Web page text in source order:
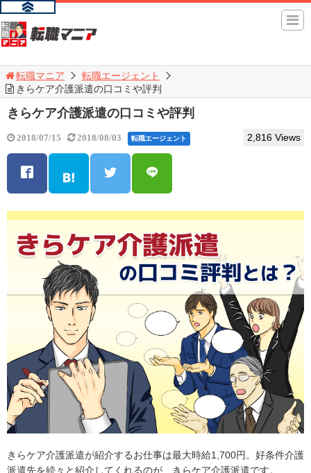
転職マニア
転職エージェント
きらケア介護派遣の口コミや評判
きらケア介護派遣の口コミや評判
2018/07/15 2018/08/03 転職エージェント 2,816 Views
きらケア介護派遣が紹介するお仕事は最大時給1,700円。好条件介護
派遣先を続々と紹介してくれるのが、きらケア介護派遣です。